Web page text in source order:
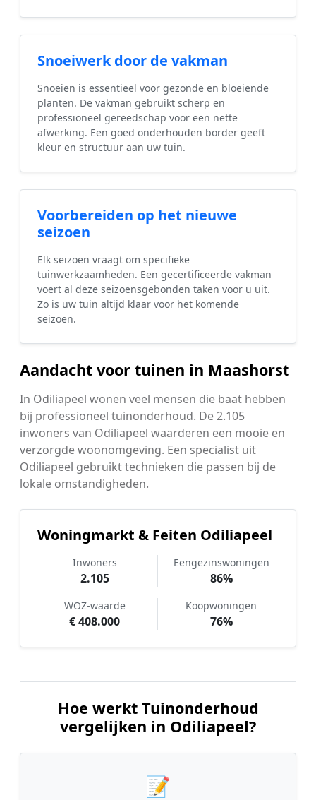
Snoeiwerk door de vakman
Snoeien is essentieel voor gezonde en bloeiende
planten. De vakman gebruikt scherp en
professioneel gereedschap voor een nette
afwerking. Een goed onderhouden border geeft
kleur en structuur aan uw tuin.
Voorbereiden op het nieuwe
seizoen
Elk seizoen vraagt om specifieke
tuinwerkzaamheden. Een gecertificeerde vakman
voert al deze seizoensgebonden taken voor u uit.
Zo is uw tuin altijd klaar voor het komende
seizoen.
Aandacht voor tuinen in Maashorst
In Odiliapeel wonen veel mensen die baat hebben
bij professioneel tuinonderhoud. De 2.105
inwoners van Odiliapeel waarderen een mooie en
verzorgde woonomgeving. Een specialist uit
Odiliapeel gebruikt technieken die passen bij de
lokale omstandigheden.
Woningmarkt & Feiten Odiliapeel
Inwoners
2.105
Eengezinswoningen
86%
WOZ-waarde
€ 408.000
Koopwoningen
76%
Hoe werkt Tuinonderhoud
vergelijken in Odiliapeel?
📝